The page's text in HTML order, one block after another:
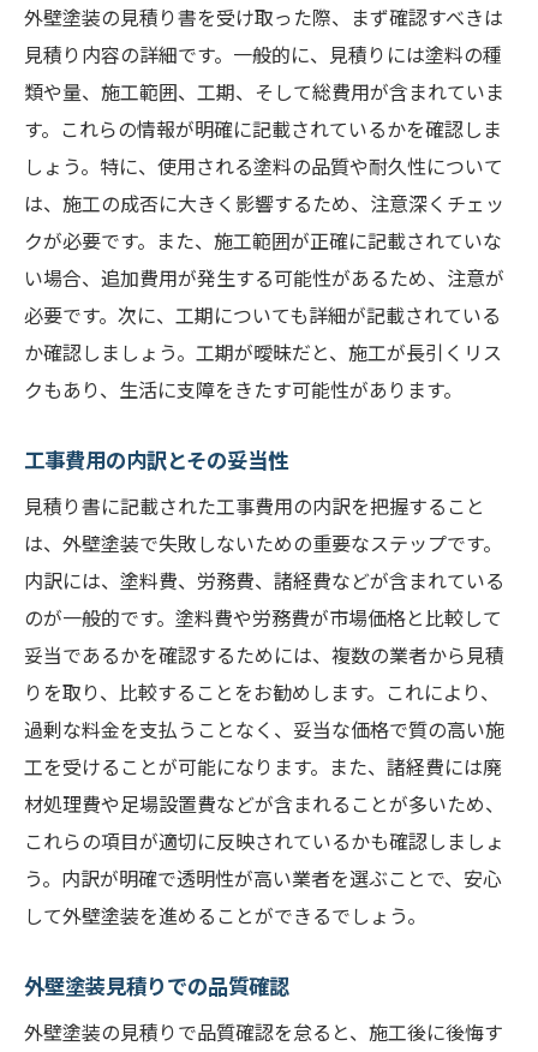
外壁塗装の見積り書を受け取った際、まず確認すべきは
見積り内容の詳細です。一般的に、見積りには塗料の種
類や量、施工範囲、工期、そして総費用が含まれていま
す。これらの情報が明確に記載されているかを確認しま
しょう。特に、使用される塗料の品質や耐久性について
は、施工の成否に大きく影響するため、注意深くチェッ
クが必要です。また、施工範囲が正確に記載されていな
い場合、追加費用が発生する可能性があるため、注意が
必要です。次に、工期についても詳細が記載されている
か確認しましょう。工期が曖昧だと、施工が長引くリス
クもあり、生活に支障をきたす可能性があります。
工事費用の内訳とその妥当性
見積り書に記載された工事費用の内訳を把握すること
は、外壁塗装で失敗しないための重要なステップです。
内訳には、塗料費、労務費、諸経費などが含まれている
のが一般的です。塗料費や労務費が市場価格と比較して
妥当であるかを確認するためには、複数の業者から見積
りを取り、比較することをお勧めします。これにより、
過剰な料金を支払うことなく、妥当な価格で質の高い施
工を受けることが可能になります。また、諸経費には廃
材処理費や足場設置費などが含まれることが多いため、
これらの項目が適切に反映されているかも確認しましょ
う。内訳が明確で透明性が高い業者を選ぶことで、安心
して外壁塗装を進めることができるでしょう。
外壁塗装見積りでの品質確認
外壁塗装の見積りで品質確認を怠ると、施工後に後悔す